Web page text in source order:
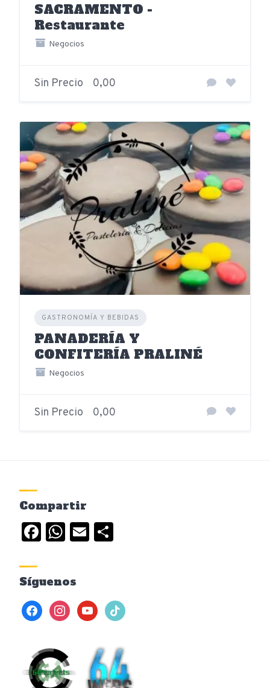
SACRAMENTO -
Restaurante
Negocios
Sin Precio 0,00
GASTRONOMÍA Y BEBIDAS
PANADERÍA Y
CONFITERÍA PRALINÉ
Negocios
Sin Precio 0,00
Compartir
Facebook
WhatsApp
Email
Síguenos
facebookinstagramyoutubetiktok